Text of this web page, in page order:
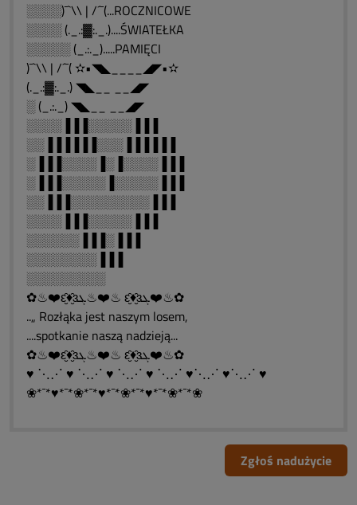
░░░░)¯`\\ | /´¯(...ROCZNICOWE
░░░░ (._.:▓:._.)....ŚWIATEŁKA
░░░░░ (_.:._).....PAMIĘCI
)¯`\\ | /´¯( ✫•◥◣____◢◤•✫
(._.:▓:._.) ◥◣__ __◢◤
░ (_.:._) ◥◣__ __◢◤
░░░░▐▐▐░░░░░▐▐▐
░░▐▐▐▐▐▐░░░▐▐▐▐▐▐
░▐▐▐░░░░▐░▐░░░░▐▐▐
░▐▐▐░░░░░▐░░░░░▐▐▐
░░▐▐▐░░░░░░░░░▐▐▐
░░░░▐▐▐░░░░░▐▐▐
░░░░░░▐▐▐░▐▐▐
░░░░░░░░▐▐▐
░░░░░░░░░
✿♨❤️ԑ̮̑♦̮̑ɜܓ♨❤️♨ ԑ̮̑♦̮̑ɜܓ❤️♨✿
..„ Rozłąka jest naszym losem,
....spotkanie naszą nadzieją...
✿♨❤️ԑ̮̑♦̮̑ɜܓ♨❤️♨ ԑ̮̑♦̮̑ɜܓ❤️♨✿
♥ ⋱⋰ ♥ ⋱⋰ ♥ ⋱⋰ ♥ ⋱⋰ ♥⋱⋰ ♥⋱⋰ ♥
❀*¯*♥*¯*❀*¯*♥*¯*❀*¯*♥*¯*❀*¯*❀
Zgłoś nadużycie